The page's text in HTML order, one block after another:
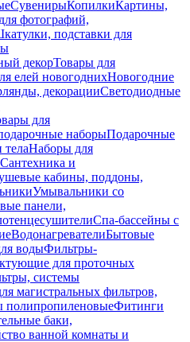
СувенирыКопилкиКартины,
фотографий,
подставки для
декорТовары для
елей новогоднихНовогодние
декорацииСветодиодные
для
наборыПодарочные
Наборы для
Сантехника и
кабины, поддоны,
Умывальники со
панели,
Спа-бассейны с
ВодонагревателиБытовые
водыФильтры-
для проточных
системы
магистральных фильтров,
полипропиленовыеФитинги
баки,
ванной комнаты и